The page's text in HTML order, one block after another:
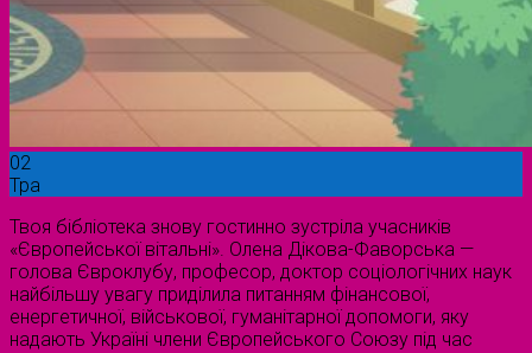
02
Тра
Твоя бібліотека знову гостинно зустріла учасників
«Європейської вітальні». Олена Дікова-Фаворська —
голова Євроклубу, професор, доктор соціологічних наук
найбільшу увагу приділила питанням фінансової,
енергетичної, військової, гуманітарної допомоги, яку
надають Україні члени Європейського Союзу під час